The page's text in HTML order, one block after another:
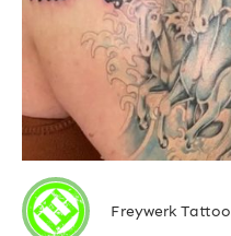
Freywerk Tattoo